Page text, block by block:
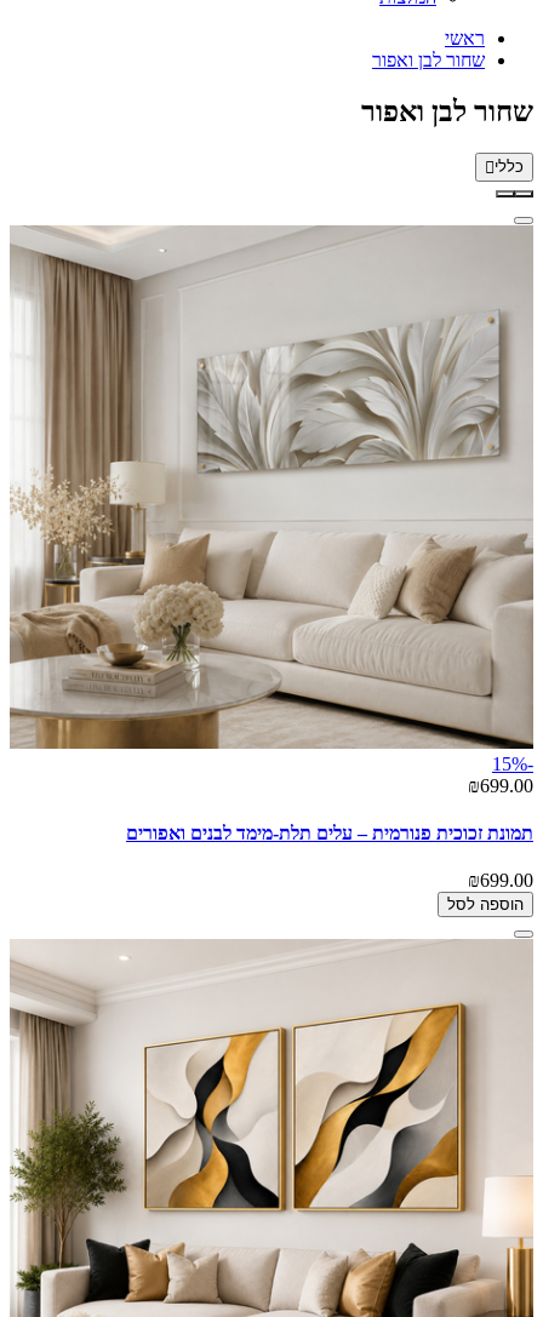
ראשי
שחור לבן ואפור
שחור לבן ואפור
כללי
-15%
₪699.00
תמונת זכוכית פנורמית – עלים תלת-מימד לבנים ואפורים
₪699.00
הוספה לסל